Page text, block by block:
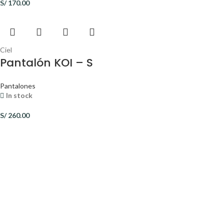
S/170.00
Ciel
Pantalón KOI – S
Pantalones
In stock
S/260.00